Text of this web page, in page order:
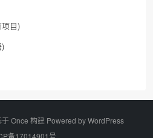
目)
Once 构建 Powered byWordPress
备17014901号